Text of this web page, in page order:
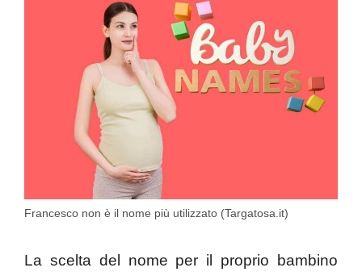
Francesco non è il nome più utilizzato (Targatosa.it)
La scelta del nome per il proprio bambino